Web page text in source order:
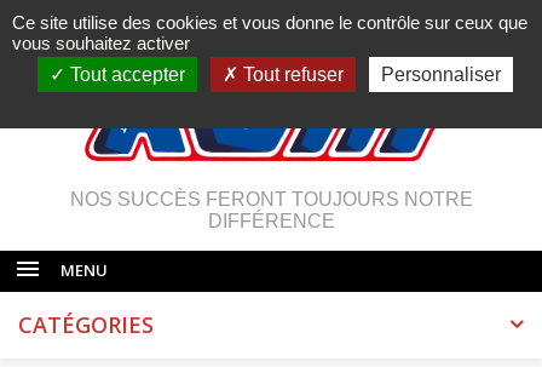
NOS SUCCÈS FERONT TOUJOURS NOTRE
DIFFÉRENCE
MENU
CATÉGORIES
Ce site utilise des cookies et vous donne le contrôle sur ceux que
vous souhaitez activer
Tout accepter
Tout refuser Personnaliser